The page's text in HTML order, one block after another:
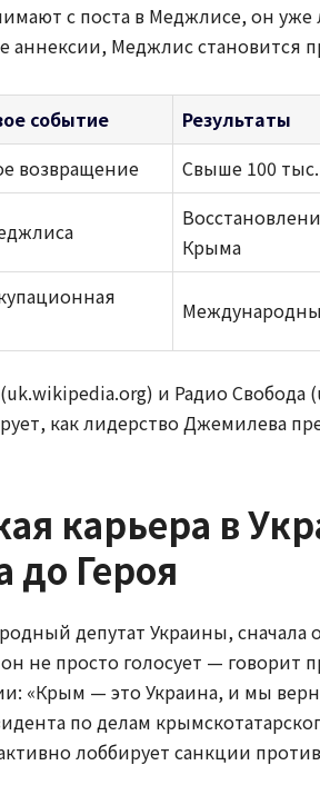
с поста в Меджлисе, он
аннексии, Меджлис становится
событие
Результаты
возвращение Свыше 100
Крыма
и Радио Свобода
как лидерство Джемилева
карьера в
до Героя
депутат Украины, сначала
не просто голосует — говорит
«Крым — это Украина, и мы
по делам
лоббирует санкции